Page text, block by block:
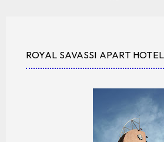
ROYAL SAVASSI APART HOTEL